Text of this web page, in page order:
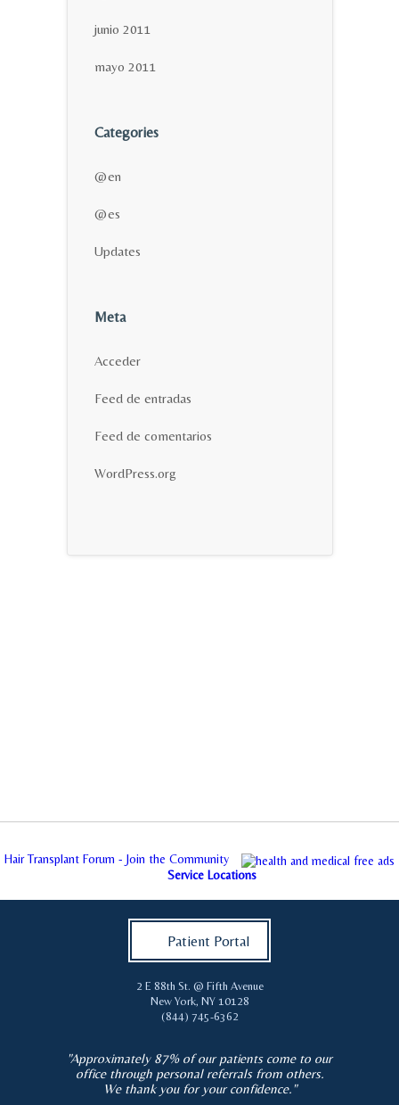
junio 2011
mayo 2011
Categories
@en
@es
Updates
Meta
Acceder
Feed de entradas
Feed de comentarios
WordPress.org
Hair Transplant Forum - Join the Community
Service Locations
Patient Portal
2 E 88th St. @ Fifth Avenue
New York, NY 10128
(844) 745-6362
"Approximately 87% of our patients come to our
office through personal referrals from others.
We thank you for your confidence."